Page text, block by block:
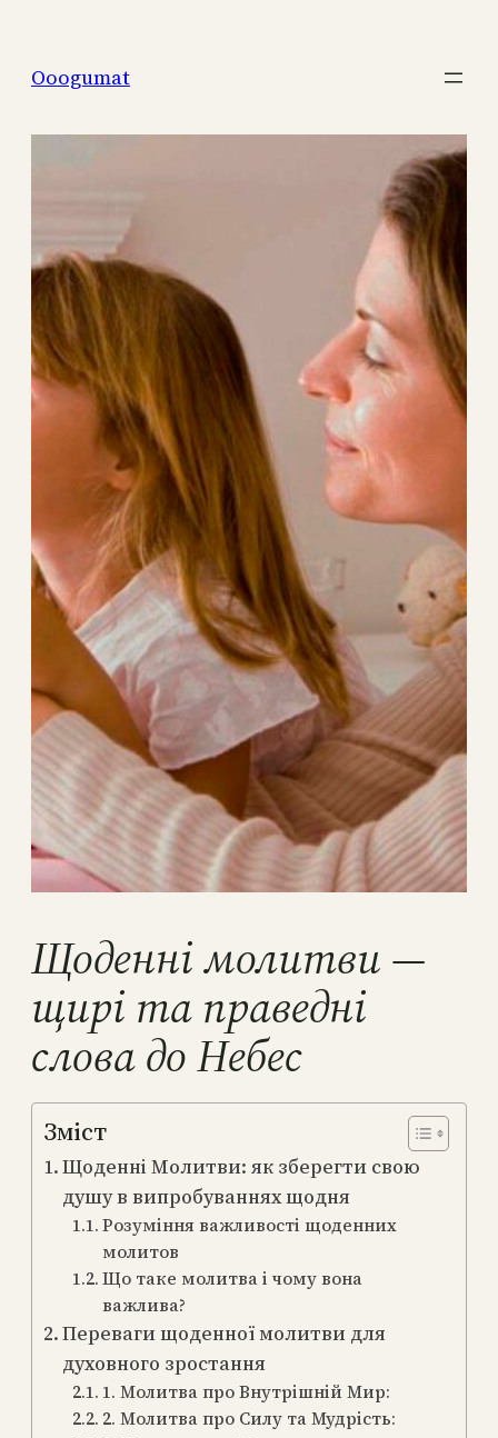
содержимому
Ooogumat
Щоденні молитви —
щирі та праведні
слова до Небес
Зміст
Щоденні Молитви: як зберегти свою
душу в випробуваннях щодня
Розуміння важливості щоденних
молитов
Що таке молитва і чому вона
важлива?
Переваги щоденної молитви для
духовного зростання
1. Молитва про Внутрішній Мир:
2. Молитва про Силу та Мудрість: